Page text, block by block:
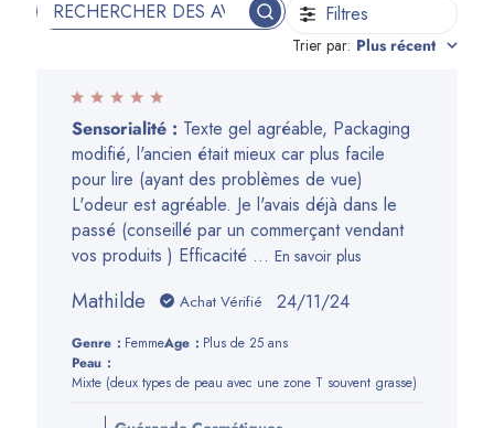
Rechercher
Filtres
Trier par: Plus récent
Sensorialité : Texte gel agréable, Packaging
modifié, l'ancien était mieux car plus facile
pour lire (ayant des problèmes de vue)
L'odeur est agréable. Je l'avais déjà dans le
passé (conseillé par un commerçant vendant
vos produits ) Efficacité ... En savoir plus
Mathilde Achat Vérifié
Date
24/11/24
Genre: FemmeAge:
Plus de 25 ans
Peau:
Mixte (deux types de peau avec une zone T souvent grasse)